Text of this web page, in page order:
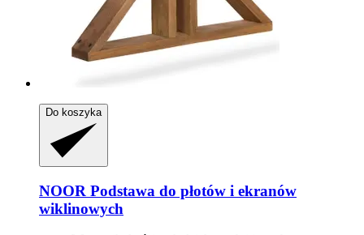
Do koszyka
NOOR Podstawa do płotów i ekranów
wiklinowych